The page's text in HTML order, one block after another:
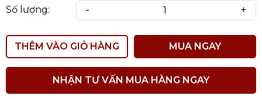
Số lượng: - +
THÊM VÀO GIỎ HÀNG MUA NGAY
NHẬN TƯ VẤN MUA HÀNG NGAY